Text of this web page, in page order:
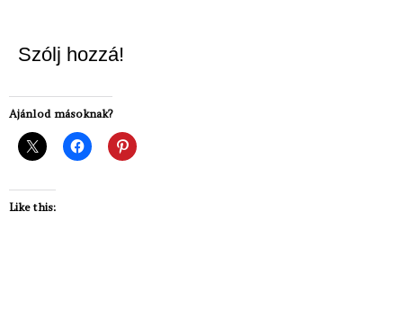
Szólj hozzá!
Ajánlod másoknak?
Like this: